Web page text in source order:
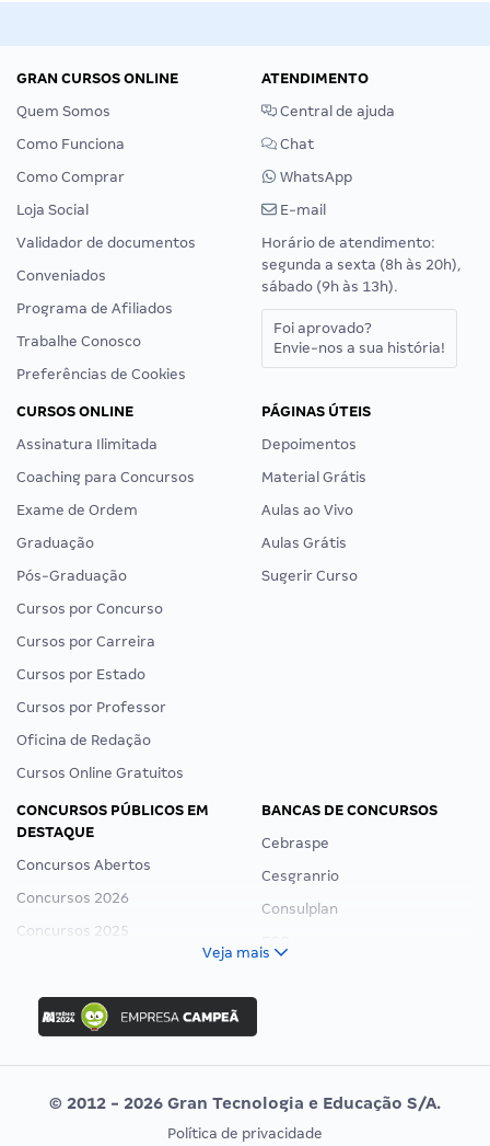
GRAN CURSOS ONLINE
Quem Somos
Como Funciona
Como Comprar
Loja Social
Validador de documentos
Conveniados
Programa de Afiliados
Trabalhe Conosco
Preferências de Cookies
ATENDIMENTO
Central de ajuda
Chat
WhatsApp
E-mail
Horário de atendimento:
segunda a sexta (8h às 20h),
sábado (9h às 13h).
Foi aprovado?
Envie-nos a sua história!
CURSOS ONLINE
Assinatura Ilimitada
Coaching para Concursos
Exame de Ordem
Graduação
Pós-Graduação
Cursos por Concurso
Cursos por Carreira
Cursos por Estado
Cursos por Professor
Oficina de Redação
Cursos Online Gratuitos
PÁGINAS ÚTEIS
Depoimentos
Material Grátis
Aulas ao Vivo
Aulas Grátis
Sugerir Curso
CONCURSOS PÚBLICOS EM
DESTAQUE
Concursos Abertos
Concursos 2026
Concursos 2025
Concurso Ibama
Concurso MPU
Editais publicados
BANCAS DE CONCURSOS
Cebraspe
Cesgranrio
Consulplan
Vunesp
Veja mais
© 2012 - 2026 Gran Tecnologia e Educação S/A.
Política de privacidade